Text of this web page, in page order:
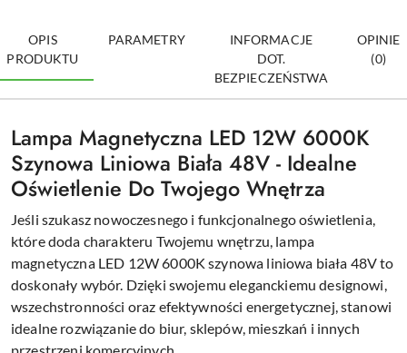
OPIS
PRODUKTU
PARAMETRY
INFORMACJE
DOT.
BEZPIECZEŃSTWA
OPINIE
(0)
Lampa Magnetyczna LED 12W 6000K
Szynowa Liniowa Biała 48V - Idealne
Oświetlenie Do Twojego Wnętrza
Jeśli szukasz nowoczesnego i funkcjonalnego oświetlenia,
które doda charakteru Twojemu wnętrzu, lampa
magnetyczna LED 12W 6000K szynowa liniowa biała 48V to
doskonały wybór. Dzięki swojemu eleganckiemu designowi,
wszechstronności oraz efektywności energetycznej, stanowi
idealne rozwiązanie do biur, sklepów, mieszkań i innych